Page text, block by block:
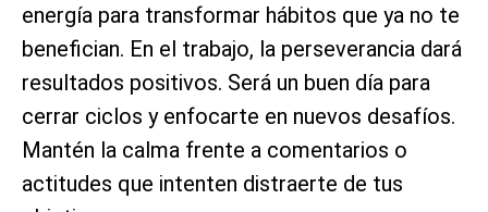
energía para transformar hábitos que ya no te
benefician. En el trabajo, la perseverancia dará
resultados positivos. Será un buen día para
cerrar ciclos y enfocarte en nuevos desafíos.
Mantén la calma frente a comentarios o
actitudes que intenten distraerte de tus